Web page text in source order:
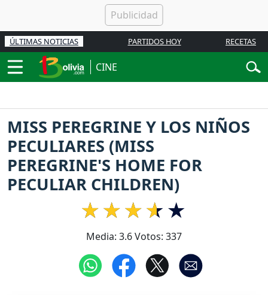
ÚLTIMAS NOTICIAS PARTIDOS HOY RECETAS
CINE
MISS PEREGRINE Y LOS NIÑOS
PECULIARES (MISS
PEREGRINE'S HOME FOR
PECULIAR CHILDREN)
Media: 3.6Votos: 337